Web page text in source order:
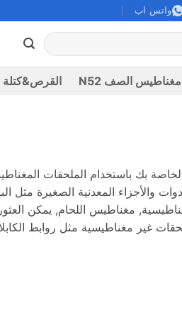
واتس اب
مغناطيس الصف N52 القرص&كتلة
بك باستخدام الملحقات
والأجزاء المعدنية الصغيرة مثل
غير مغناطيسية مثل روابط